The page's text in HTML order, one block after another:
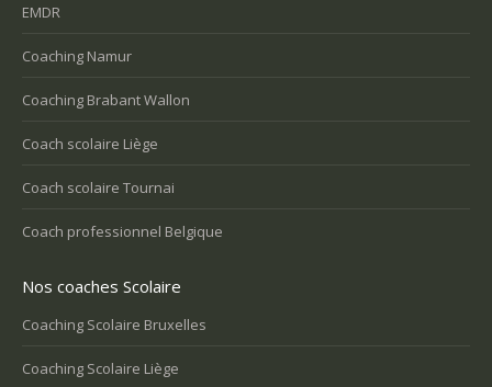
EMDR
Coaching Namur
Coaching Brabant Wallon
Coach scolaire Liège
Coach scolaire Tournai
Coach professionnel Belgique
Nos coaches Scolaire
Coaching Scolaire Bruxelles
Coaching Scolaire Liège